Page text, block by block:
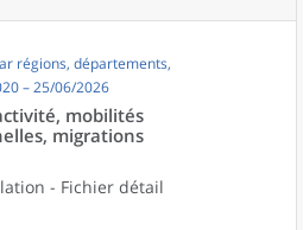
régions, départements,
– 25/06/2026
mobilités
migrations
- Fichier détail